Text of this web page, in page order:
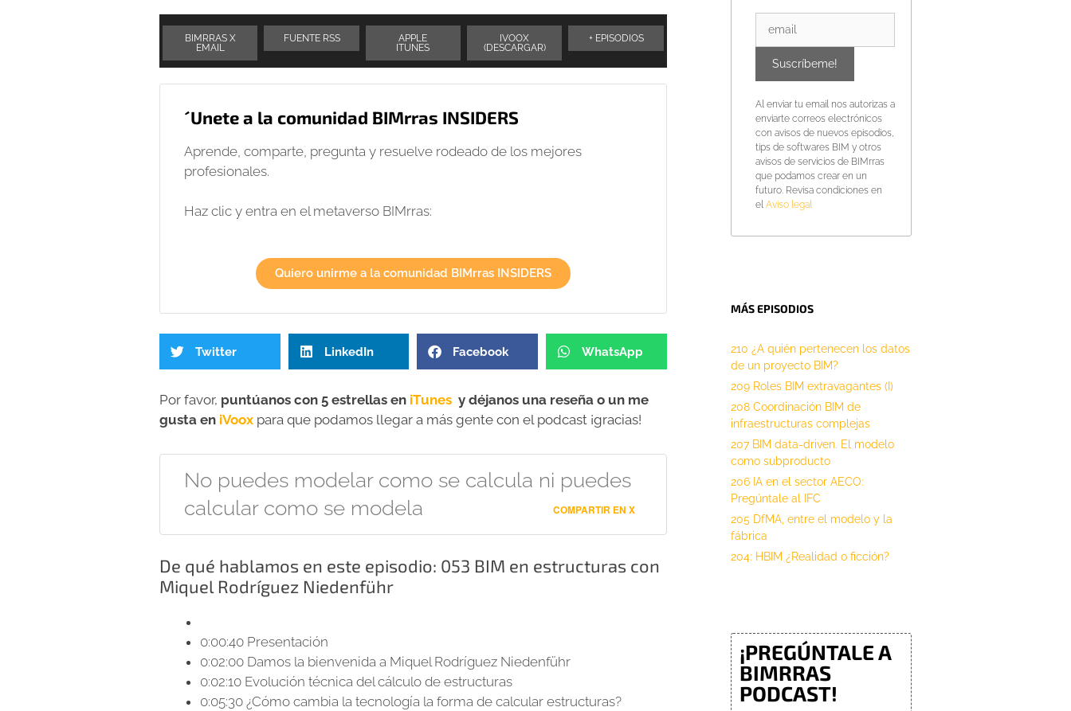
audio
teclas
de
flecha
arriba/abajo
BIMRRAS X
EMAIL
FUENTE RSS
APPLE
ITUNES
IVOOX
(DESCARGAR)
+ EPISODIOS
´Unete a la comunidad BIMrras INSIDERS
Aprende, comparte, pregunta y resuelve rodeado de los mejores
profesionales.
Haz clic y entra en el metaverso BIMrras:
Quiero unirme a la comunidad BIMrras INSIDERS
Twitter LinkedIn Facebook WhatsApp
Por favor, puntúanos con 5 estrellas en iTunes y déjanos una reseña o un me
gusta en iVoox para que podamos llegar a más gente con el podcast ¡gracias!
No puedes modelar como se calcula ni puedes
calcular como se modela
COMPARTIR EN X
De qué hablamos en este episodio: 053 BIM en estructuras con
Miquel Rodríguez Niedenführ
0:00:40 Presentación
0:02:00 Damos la bienvenida a Miquel Rodríguez Niedenführ
0:02:10 Evolución técnica del cálculo de estructuras
0:05:30 ¿Cómo cambia la tecnología la forma de calcular estructuras?
Al enviar tu email nos autorizas a
enviarte correos electrónicos
con avisos de nuevos episodios,
tips de softwares BIM y otros
avisos de servicios de BIMrras
que podamos crear en un
futuro. Revisa condiciones en
el Aviso legal
MÁS EPISODIOS
210 ¿A quién pertenecen los datos
de un proyecto BIM?
209 Roles BIM extravagantes (I)
208 Coordinación BIM de
infraestructuras complejas
207 BIM data-driven. El modelo
como subproducto
206 IA en el sector AECO:
Pregúntale al IFC
205 DfMA, entre el modelo y la
fábrica
204: HBIM ¿Realidad o ficción?
¡PREGÚNTALE A
BIMRRAS
PODCAST!